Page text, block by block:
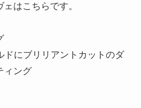
はこちらです。
ドにブリリアントカットのダ
ィング